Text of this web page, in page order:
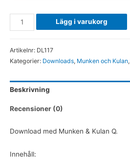
Vi
+
Ta
med
(DOWNLOAD)
Lägg i varukorg
Artikelnr: DL117
Kategorier: Downloads, Munken och Kulan,
Beskrivning
Recensioner (0)
Download med Munken & Kulan Q.
Innehåll: